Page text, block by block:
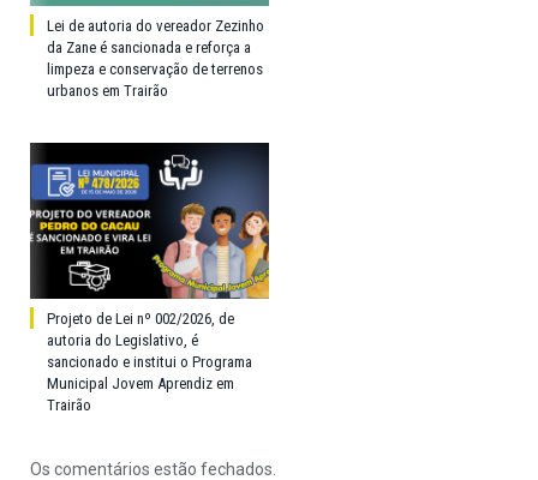
Lei de autoria do vereador Zezinho
da Zane é sancionada e reforça a
limpeza e conservação de terrenos
urbanos em Trairão
Projeto de Lei nº 002/2026, de
autoria do Legislativo, é
sancionado e institui o Programa
Municipal Jovem Aprendiz em
Trairão
Os comentários estão fechados.